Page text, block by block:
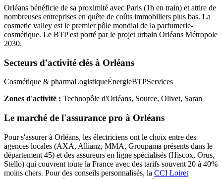
Orléans bénéficie de sa proximité avec Paris (1h en train) et attire de
nombreuses entreprises en quête de coûts immobiliers plus bas. La
cosmetic valley est le premier pôle mondial de la parfumerie-
cosmétique. Le BTP est porté par le projet urbain Orléans Métropole
2030.
Secteurs d'activité clés à Orléans
Cosmétique & pharmaLogistiqueÉnergieBTPServices
Zones d'activité : Technopôle d'Orléans, Source, Olivet, Saran
Le marché de l'assurance pro à Orléans
Pour s'assurer à Orléans, les électriciens ont le choix entre des
agences locales (AXA, Allianz, MMA, Groupama présents dans le
département 45) et des assureurs en ligne spécialisés (Hiscox, Orus,
Stello) qui couvrent toute la France avec des tarifs souvent 20 à 40%
moins chers. Pour des conseils personnalisés, la CCI Loiret